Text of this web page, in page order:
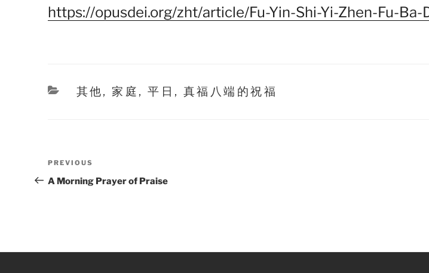
https://opusdei.org/zht/article/Fu-Yin-Shi-Yi-Zhen-Fu-Ba-
Categories
其他, 家庭 ,平日 ,真福八端的祝福
Post
navigation
Previous
Post
PREVIOUS
A Morning Prayer of Praise